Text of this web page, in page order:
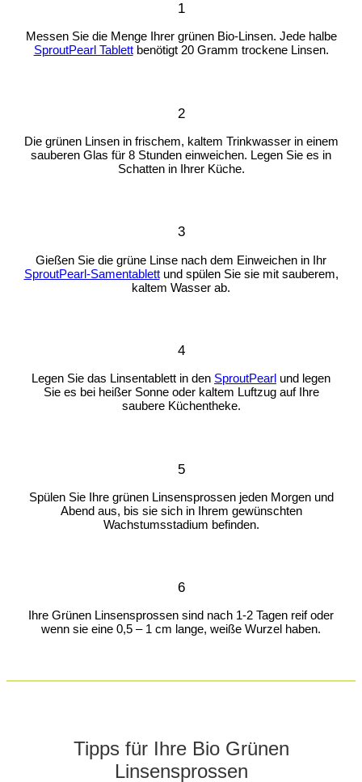
1
Messen Sie die Menge Ihrer grünen Bio-Linsen. Jede halbe
SproutPearl Tablettbenötigt 20 Gramm trockene Linsen.
2
Die grünen Linsen in frischem, kaltem Trinkwasser in einem
sauberen Glas für 8 Stunden einweichen. Legen Sie es in
Schatten in Ihrer Küche.
3
Gießen Sie die grüne Linse nach dem Einweichen in Ihr
SproutPearl-Samentablettund spülen Sie sie mit sauberem,
kaltem Wasser ab.
4
Legen Sie das Linsentablett in den SproutPearl und legen
Sie es bei heißer Sonne oder kaltem Luftzug auf Ihre
saubere Küchentheke.
5
Spülen Sie Ihre grünen Linsensprossen jeden Morgen und
Abend aus, bis sie sich in Ihrem gewünschten
Wachstumsstadium befinden.
6
Ihre Grünen Linsensprossen sind nach 1-2 Tagen reif oder
wenn sie eine 0,5 – 1 cm lange, weiße Wurzel haben.
Tipps für Ihre Bio Grünen
Linsensprossen